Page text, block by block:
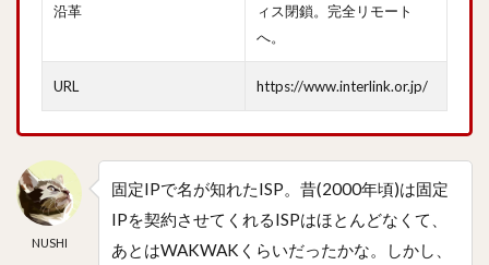
沿革
ィス閉鎖。完全リモート
へ。
URL https://www.interlink.or.jp/
NUSHI
固定IPで名が知れたISP。昔(2000年頃)は固定
IPを契約させてくれるISPはほとんどなくて、
あとはWAKWAKくらいだったかな。しかし、